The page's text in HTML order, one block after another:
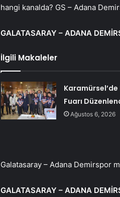
hangi kanalda? GS – Adana
GALATASARAY – ADANA
İlgili Makaleler
Karamürsel’de
Fuarı
Ağustos 6, 2026
Galatasaray – Adana Demirspor
GALATASARAY – ADANA